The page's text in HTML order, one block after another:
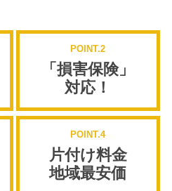
POINT.2
「損害保険」
対応！
POINT.4
片付け料金
地域最安価